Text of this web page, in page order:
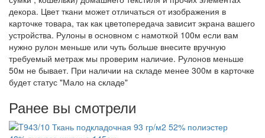
декора. Цвет ткани может отличаться от изображения в
карточке товара, так как цветопередача зависит экрана вашего
устройства. Рулоны в основном с намоткой 100м если вам
нужно рулон меньше или чуть больше внесите вручную
требуемый метраж мы проверим наличие. Рулонов меньше
50м не бывает. При наличии на складе менее 300м в карточке
будет статус "Мало на складе"
Ранее вы смотрели